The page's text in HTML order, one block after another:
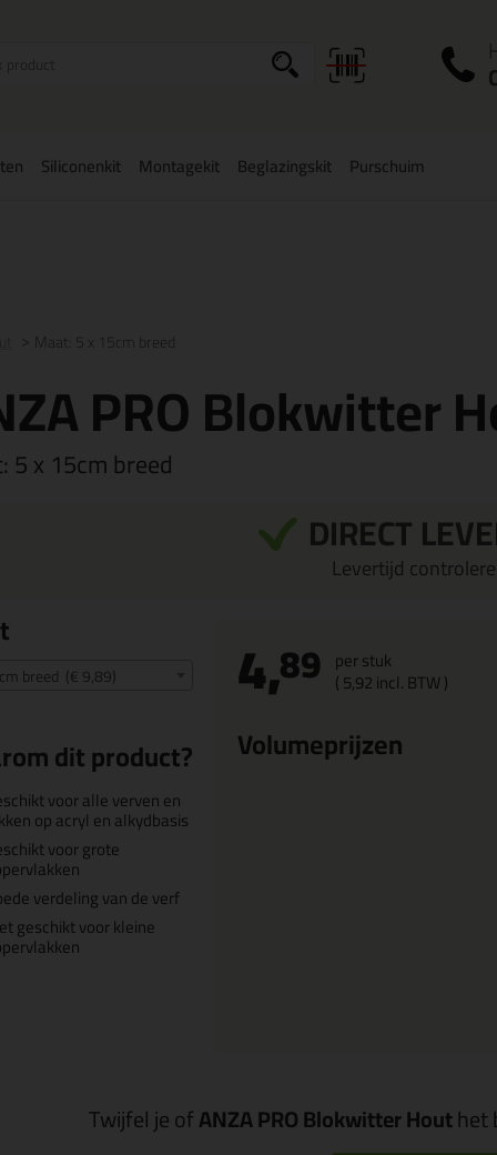
Siliconenkit Montagekit Beglazingskit Purschuim
Maat: 5 x 15cm breed
PRO Blokwitter
5 x 15cm breed
DIRECT
Levertijd
breed (€ 9,89)
dit product?
voor alle verven en
op acryl en alkydbasis
voor grote
verdeling van de verf
geschikt voor kleine
4,89 per stuk
(5,92incl. BTW )
Volumeprijzen
Twijfel je ofANZA PRO Blokwitter Houthet